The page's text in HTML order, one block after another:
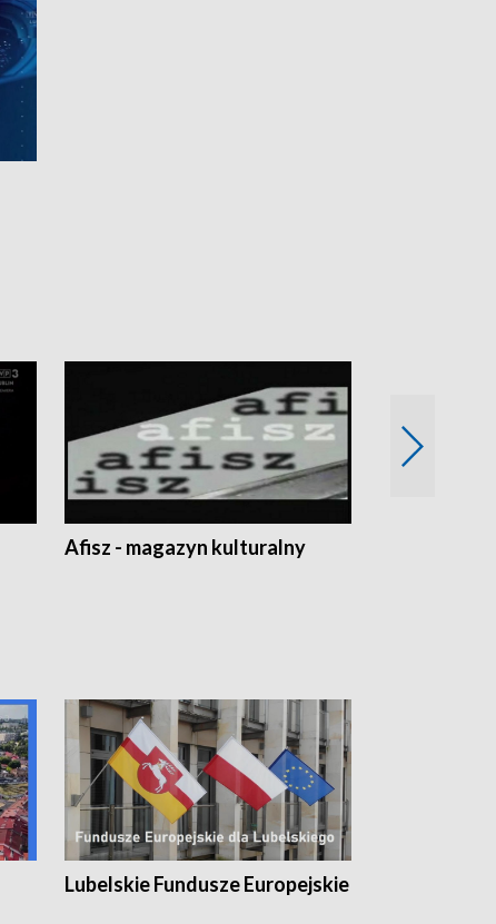
Afisz - magazyn kulturalny
Lubelskie Fundusze Europejskie